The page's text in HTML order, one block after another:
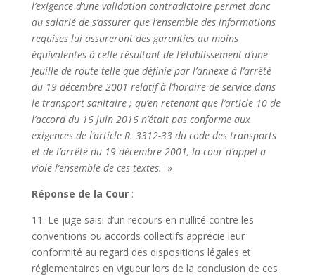
l’exigence d’une validation contradictoire permet donc
au salarié de s’assurer que l’ensemble des informations
requises lui assureront des garanties au moins
équivalentes à celle résultant de l’établissement d’une
feuille de route telle que définie par l’annexe à l’arrêté
du 19 décembre 2001 relatif à l’horaire de service dans
le transport sanitaire ; qu’en retenant que l’article 10 de
l’accord du 16 juin 2016 n’était pas conforme aux
exigences de l’article R. 3312-33 du code des transports
et de l’arrêté du 19 décembre 2001, la cour d’appel a
violé l’ensemble de ces textes. »
Réponse de la Cour:
11. Le juge saisi d’un recours en nullité contre les
conventions ou accords collectifs apprécie leur
conformité au regard des dispositions légales et
réglementaires en vigueur lors de la conclusion de ces